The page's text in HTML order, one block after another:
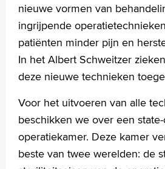
English
Français
Polski
Türkçe
Arabisch
nieuwe vormen van
ingrijpende
patiënten minder pijn en
In het Albert Schweitzer
deze nieuwe technieken
Voor het uitvoeren van alle
beschikken we over een
operatiekamer. Deze kamer
beste van twee werelden: de